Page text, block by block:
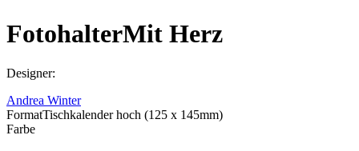
FotohalterMit Herz
Designer:
Andrea Winter
FormatTischkalender hoch (125 x 145mm)
Farbe